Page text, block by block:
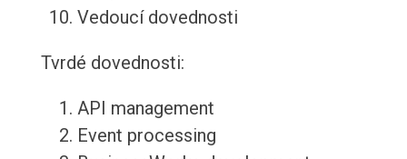
Vedoucí dovednosti
Tvrdé dovednosti:
API management
Event processing